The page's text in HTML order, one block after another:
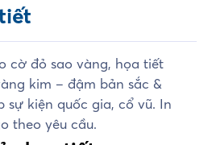
cờ đỏ sao vàng, họa tiết
kim – đậm bản sắc &
sự kiện quốc gia, cổ vũ. In
theo yêu cầu.